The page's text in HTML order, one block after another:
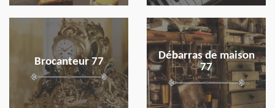
Brocanteur 77
en savoir plus
Débarras de maison
77
en savoir plus